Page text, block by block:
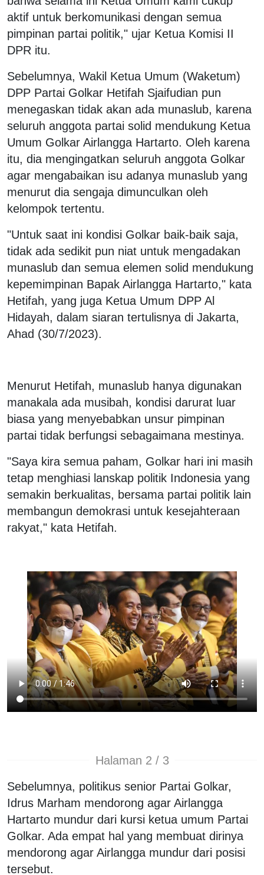
aktif untuk berkomunikasi dengan semua
pimpinan partai politik," ujar Ketua Komisi II
DPR itu.
Sebelumnya, Wakil Ketua Umum (Waketum)
DPP Partai Golkar Hetifah Sjaifudian pun
menegaskan tidak akan ada munaslub, karena
seluruh anggota partai solid mendukung Ketua
Umum Golkar Airlangga Hartarto. Oleh karena
itu, dia mengingatkan seluruh anggota Golkar
agar mengabaikan isu adanya munaslub yang
menurut dia sengaja dimunculkan oleh
kelompok tertentu.
"Untuk saat ini kondisi Golkar baik-baik saja,
tidak ada sedikit pun niat untuk mengadakan
munaslub dan semua elemen solid mendukung
kepemimpinan Bapak Airlangga Hartarto," kata
Hetifah, yang juga Ketua Umum DPP Al
Hidayah, dalam siaran tertulisnya di Jakarta,
Ahad (30/7/2023).
Menurut Hetifah, munaslub hanya digunakan
manakala ada musibah, kondisi darurat luar
biasa yang menyebabkan unsur pimpinan
partai tidak berfungsi sebagaimana mestinya.
"Saya kira semua paham, Golkar hari ini masih
tetap menghiasi lanskap politik Indonesia yang
semakin berkualitas, bersama partai politik lain
membangun demokrasi untuk kesejahteraan
rakyat," kata Hetifah.
Halaman 2 / 3
Sebelumnya, politikus senior Partai Golkar,
Idrus Marham mendorong agar Airlangga
Hartarto mundur dari kursi ketua umum Partai
Golkar. Ada empat hal yang membuat dirinya
mendorong agar Airlangga mundur dari posisi
tersebut.